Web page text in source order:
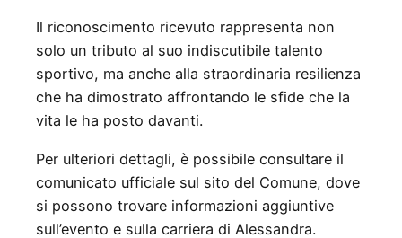
Il riconoscimento ricevuto rappresenta non
solo un tributo al suo indiscutibile talento
sportivo, ma anche alla straordinaria resilienza
che ha dimostrato affrontando le sfide che la
vita le ha posto davanti.
Per ulteriori dettagli, è possibile consultare il
comunicato ufficiale sul sito del Comune, dove
si possono trovare informazioni aggiuntive
sull’evento e sulla carriera di Alessandra.